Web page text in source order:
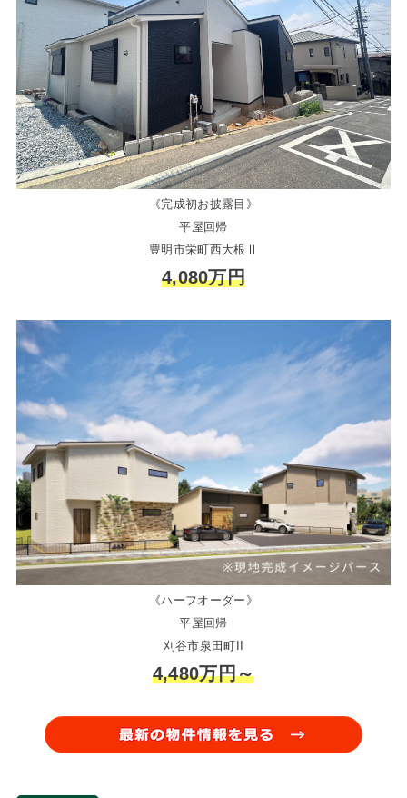
《完成初お披露目》
平屋回帰
豊明市栄町西大根Ⅱ
4,080万円
《ハーフオーダー》
平屋回帰
刈谷市泉田町II
4,480万円～